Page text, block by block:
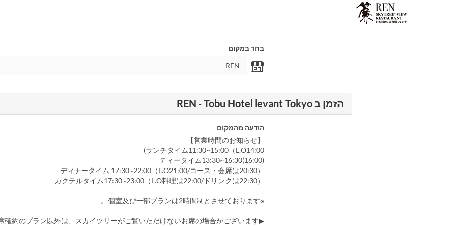
בחר במקום
הזמן ב REN - Tobu Hotel levant Tokyo
הודעה מהמקום
【営業時間のお知らせ】
ランチタイム11:30~15:00（L.O14:00)
ティータイム13:30~16:30(16:00)
ディナータイム 17:30~22:00（L.O21:00/コース・会席は20:30）
カクテルタイム17:30~23:00（L.O料理は22:00/ドリンクは22:30）
※個室及び一部プランは2時間制とさせております。
▶席確約のプラン以外は、スカイツリーがご覧いただけないお席の場合がございます。